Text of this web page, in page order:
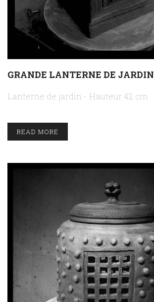
GRANDE LANTERNE DE JARDIN
Lanterne de jardin - Hauteur 42 cm
READ MORE